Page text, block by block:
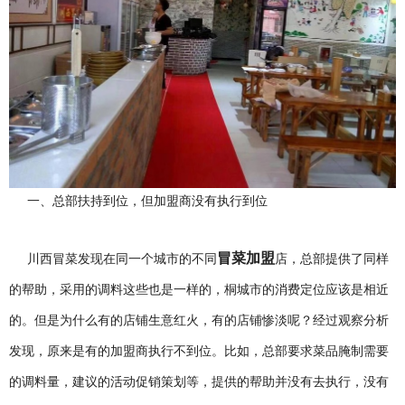
一、总部扶持到位，但加盟商没有执行到位
川西冒菜发现在同一个城市的不同 冒菜加盟店，总部提供了同样
的帮助，采用的调料这些也是一样的，桐城市的消费定位应该是相近
的。但是为什么有的店铺生意红火，有的店铺惨淡呢？经过观察分析
发现，原来是有的加盟商执行不到位。比如，总部要求菜品腌制需要
的调料量，建议的活动促销策划等，提供的帮助并没有去执行，没有